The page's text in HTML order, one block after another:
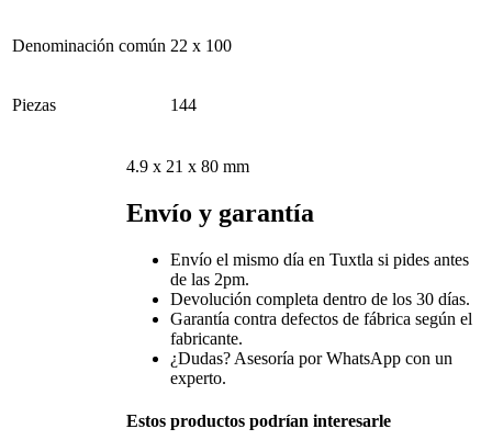
Denominación común 22 x 100
Piezas 144
4.9 x 21 x 80 mm
Envío y garantía
Envío el mismo día en Tuxtla si pides antes
de las 2pm.
Devolución completa dentro de los 30 días.
Garantía contra defectos de fábrica según el
fabricante.
¿Dudas? Asesoría por WhatsApp con un
experto.
Estos productos podrían interesarle